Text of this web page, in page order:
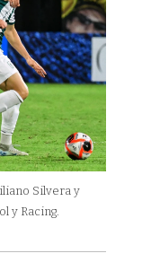
Silvera y
y Racing.